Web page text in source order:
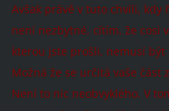
Avšak právě v tuto chvíli,
není nezbytné, cítím, že cosi
kterou jste prošli, nemusí
Možná že se určitá vaše
Není to nic neobvyklého. V